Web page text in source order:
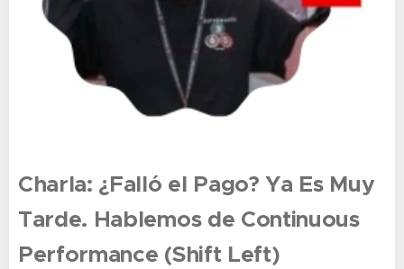
Charla: ¿Falló el Pago? Ya Es Muy
Tarde. Hablemos de Continuous
Performance (Shift Left)